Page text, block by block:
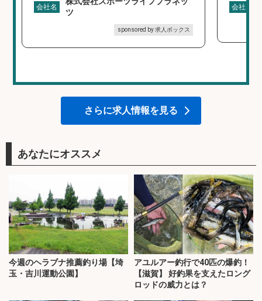
会社名
ツ
sponsored by 求人ボックス
会社名
さらに求人情報を見る
あなたにオススメ
今週のヘラブナ推薦釣り場【埼
玉・吉川運動公園】
アユルアー釣行で40匹の爆釣！
【滋賀】 好釣果を支えたロング
ロッドの威力とは？